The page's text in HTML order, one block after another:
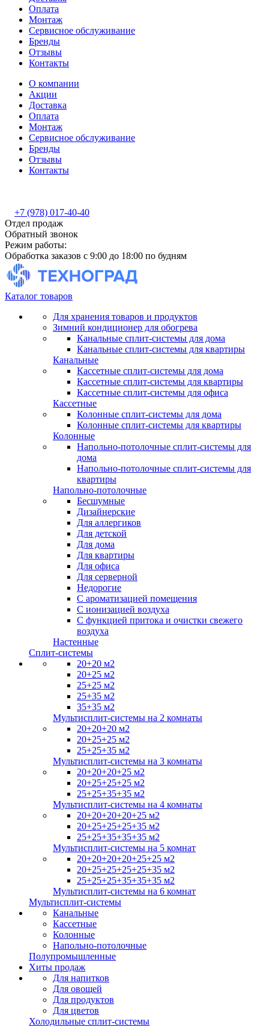
Оплата
Монтаж
Сервисное обслуживание
Бренды
Отзывы
Контакты
О компании
Акции
Доставка
Оплата
Монтаж
Сервисное обслуживание
Бренды
Отзывы
Контакты
+7 (978) 017-40-40
Отдел продаж
Обратный звонок
Режим работы:
Обработка заказов с 9:00 до 18:00 по будням
Каталог товаров
Для хранения товаров и продуктов
Зимний кондиционер для обогрева
Канальные сплит-системы для дома
Канальные сплит-системы для квартиры
Канальные
Кассетные сплит-системы для дома
Кассетные сплит-системы для квартиры
Кассетные сплит-системы для офиса
Кассетные
Колонные сплит-системы для дома
Колонные сплит-системы для квартиры
Колонные
Напольно-потолочные сплит-системы для
дома
Напольно-потолочные сплит-системы для
квартиры
Напольно-потолочные
Бесшумные
Дизайнерские
Для аллергиков
Для детской
Для дома
Для квартиры
Для офиса
Для серверной
Недорогие
С ароматизацией помещения
С ионизацией воздуха
С функцией притока и очистки свежего
воздуха
Настенные
Сплит-системы
20+20 м2
20+25 м2
25+25 м2
25+35 м2
35+35 м2
Мультисплит-системы на 2 комнаты
20+20+20 м2
20+25+25 м2
25+25+35 м2
Мультисплит-системы на 3 комнаты
20+20+20+25 м2
20+25+25+25 м2
25+25+35+35 м2
Мультисплит-системы на 4 комнаты
20+20+20+20+25 м2
20+25+25+25+35 м2
25+25+35+35+35 м2
Мультисплит-системы на 5 комнат
20+20+20+20+25+25 м2
20+25+25+25+25+35 м2
25+25+25+35+35+35 м2
Мультисплит-системы на 6 комнат
Мультисплит-системы
Канальные
Кассетные
Колонные
Напольно-потолочные
Полупромышленные
Хиты продаж
Для напитков
Для овощей
Для продуктов
Для цветов
Холодильные сплит-системы